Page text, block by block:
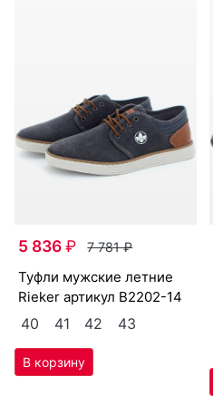
5 836₽ 7 781₽
туф­ли мужс­кие лет­ние
Ri­eker артикул B2202-14
40 41 42 43